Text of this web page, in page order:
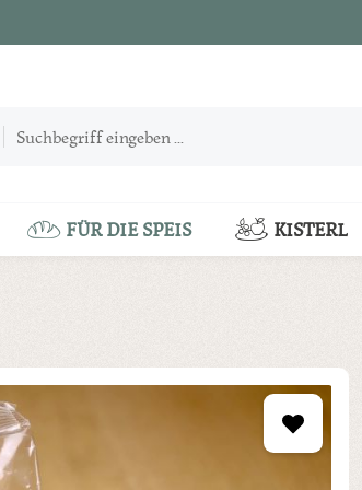
FÜR DIE SPEIS KISTERL